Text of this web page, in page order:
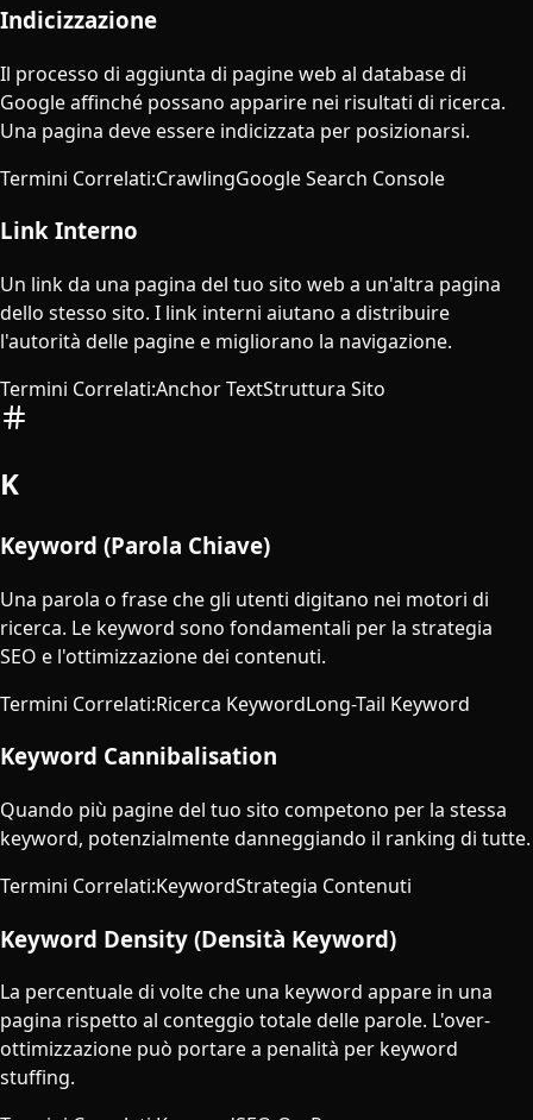
Indicizzazione
Il processo di aggiunta di pagine web al database di
Google affinché possano apparire nei risultati di ricerca.
Una pagina deve essere indicizzata per posizionarsi.
Termini Correlati:CrawlingGoogle Search Console
Link Interno
Un link da una pagina del tuo sito web a un'altra pagina
dello stesso sito. I link interni aiutano a distribuire
l'autorità delle pagine e migliorano la navigazione.
Termini Correlati:Anchor TextStruttura Sito
K
Keyword (Parola Chiave)
Una parola o frase che gli utenti digitano nei motori di
ricerca. Le keyword sono fondamentali per la strategia
SEO e l'ottimizzazione dei contenuti.
Termini Correlati:Ricerca KeywordLong-Tail Keyword
Keyword Cannibalisation
Quando più pagine del tuo sito competono per la stessa
keyword, potenzialmente danneggiando il ranking di tutte.
Termini Correlati:KeywordStrategia Contenuti
Keyword Density (Densità Keyword)
La percentuale di volte che una keyword appare in una
pagina rispetto al conteggio totale delle parole. L'over-
ottimizzazione può portare a penalità per keyword
stuffing.